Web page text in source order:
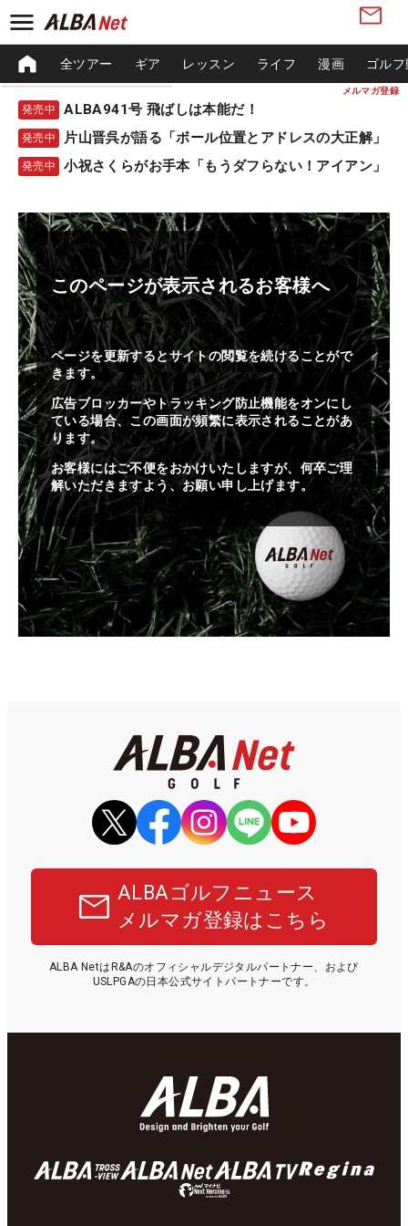
メルマガ登録
全ツアー ギア レッスン ライフ 漫画 ゴル
発売中 ALBA941号 飛ばしは本能だ！
発売中 片山晋呉が語る「ボール位置とアドレスの大正解」
発売中 小祝さくらがお手本「もうダフらない！アイアン」
このページが表示されるお客様へ
ページを更新するとサイトの閲覧を続けることがで
きます。
広告ブロッカーやトラッキング防止機能をオンにし
ている場合、この画面が頻繁に表示されることがあ
ります。
お客様にはご不便をおかけいたしますが、何卒ご理
解いただきますよう、お願い申し上げます。
ALBAゴルフニュース
メルマガ登録はこちら
ALBA NetはR&Aのオフィシャルデジタルパートナー、および
USLPGAの日本公式サイトパートナーです。